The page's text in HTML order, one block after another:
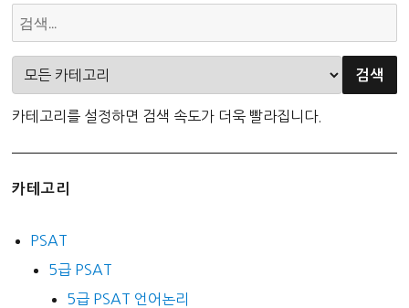
카테고리를 설정하면 검색 속도가 더욱 빨라집니다.
카테고리
PSAT
5급 PSAT
5급 PSAT 언어논리